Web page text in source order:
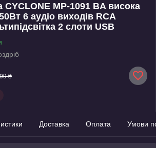
CYCLONE MP-1091 BA висока
6 аудіо виходів RCA
2 слоти USB
₴
Доставка Оплата Умови